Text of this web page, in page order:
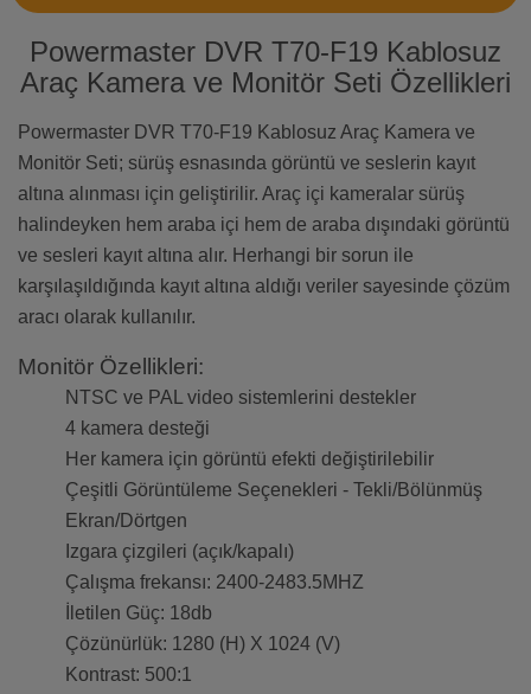
Powermaster DVR T70-F19 Kablosuz
Araç Kamera ve Monitör Seti Özellikleri
Powermaster DVR T70-F19 Kablosuz Araç Kamera ve
Monitör Seti; sürüş esnasında görüntü ve seslerin kayıt
altına alınması için geliştirilir. Araç içi kameralar sürüş
halindeyken hem araba içi hem de araba dışındaki görüntü
ve sesleri kayıt altına alır. Herhangi bir sorun ile
karşılaşıldığında kayıt altına aldığı veriler sayesinde çözüm
aracı olarak kullanılır.
Monitör Özellikleri:
NTSC ve PAL video sistemlerini destekler
4 kamera desteği
Her kamera için görüntü efekti değiştirilebilir
Çeşitli Görüntüleme Seçenekleri - Tekli/Bölünmüş
Ekran/Dörtgen
Izgara çizgileri (açık/kapalı)
Çalışma frekansı: 2400-2483.5MHZ
İletilen Güç: 18db
Çözünürlük: 1280 (H) X 1024 (V)
Kontrast: 500:1